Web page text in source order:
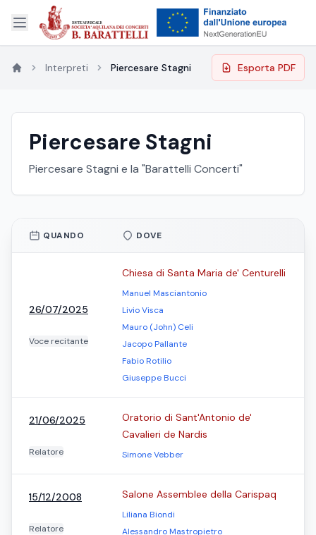
Interpreti Piercesare Stagni Esporta PDF
Piercesare Stagni
Piercesare Stagni e la "Barattelli Concerti"
QUANDO DOVE
26/07/2025
Voce recitante
Chiesa di Santa Maria de' Centurelli
Manuel Masciantonio
Livio Visca
Mauro (John) Celi
Jacopo Pallante
Fabio Rotilio
Giuseppe Bucci
21/06/2025
Relatore
Oratorio di Sant'Antonio de'
Cavalieri de Nardis
Simone Vebber
15/12/2008
Relatore
Salone Assemblee della Carispaq
Liliana Biondi
Alessandro Mastropietro